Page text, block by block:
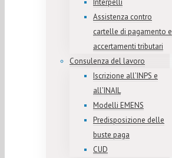
Interpelli
Assistenza contro
cartelle di pagamento e
accertamenti tributari
Consulenza del lavoro
Iscrizione all’INPS e
all’INAIL
Modelli EMENS
Predisposizione delle
buste paga
CUD